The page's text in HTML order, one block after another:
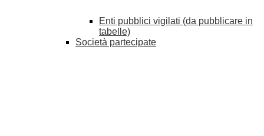
Enti pubblici vigilati (da pubblicare in
tabelle)
Società partecipate